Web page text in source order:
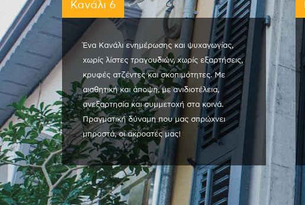
Κανάλι 6
Ένα Κανάλι ενημέρωσης και ψυχαγωγίας,
χωρίς λίστες τραγουδιών, χωρίς εξαρτήσεις,
κρυφές ατζέντες και σκοπιμότητες. Με
αισθητική και άποψη, με ανιδιοτέλεια,
ανεξαρτησία και συμμετοχή στα κοινά.
Πραγματική δύναμη που μας σπρώχνει
μπροστά, οι ακροατές μας!